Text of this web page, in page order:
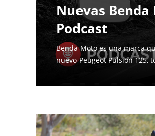
Nuevas
Podcast
Benda Moto es una marca
nuevo Peugeot Pulsion 125,